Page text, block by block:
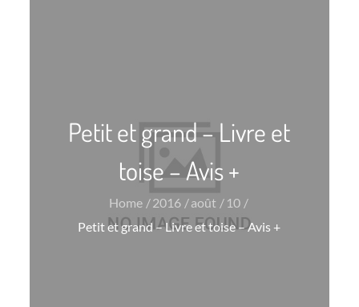
Petit et grand – Livre et
toise – Avis +
Home 2016 août
10
Petit et grand – Livre et toise – Avis +